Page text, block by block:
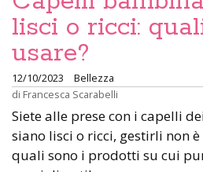
lisci o ricci:
usare?
12/10/2023
Bellezza
di Francesca Scarabelli
Siete alle prese con i capelli
siano lisci o ricci, gestirli non è
quali sono i prodotti su cui